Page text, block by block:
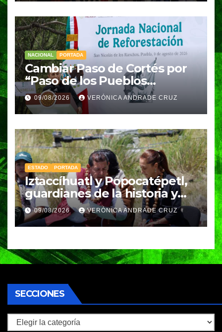
NACIONAL PORTADA
Cambiar Paso de Cortés por
“Paso de los Pueblos
Indígenas” plantea
Sheinbaum
09/08/2026 VERÓNICA ANDRADE CRUZ
ESTADO PORTADA
Iztaccíhuatl y Popocatépetl,
guardianes de la historia y
fuentes de vida para Puebla:
Armenta
09/08/2026 VERÓNICA ANDRADE CRUZ
SECCIONES
Secciones